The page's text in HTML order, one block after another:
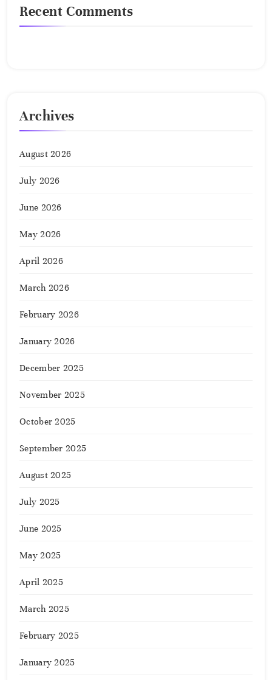
Recent Comments
Archives
August 2026
July 2026
June 2026
May 2026
April 2026
March 2026
February 2026
January 2026
December 2025
November 2025
October 2025
September 2025
August 2025
July 2025
June 2025
May 2025
April 2025
March 2025
February 2025
January 2025